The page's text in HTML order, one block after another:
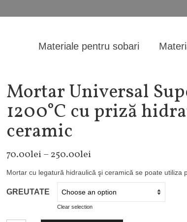
Materiale pentru sobari
Mortar Universal
1200°C cu priză
ceramic
70.00lei– 250.00lei
Mortar cu legatură hidraulică şi ceramică se poate utiliza
GREUTATE
Clear selection